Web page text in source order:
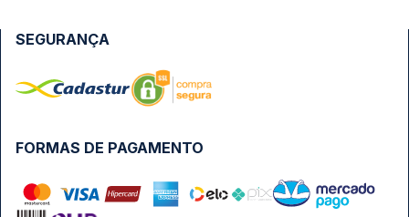
FORMAS DE PAGAMENTO
SEGURANÇA